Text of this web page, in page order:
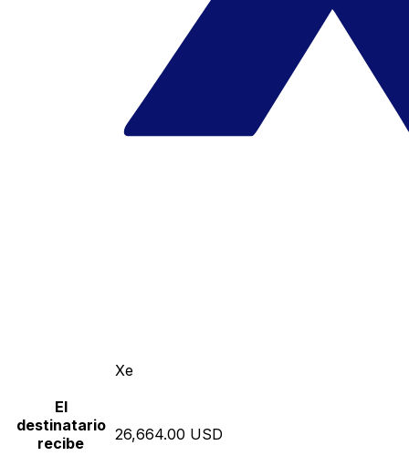
Xe
El
destinatario
recibe
26,664.00 USD